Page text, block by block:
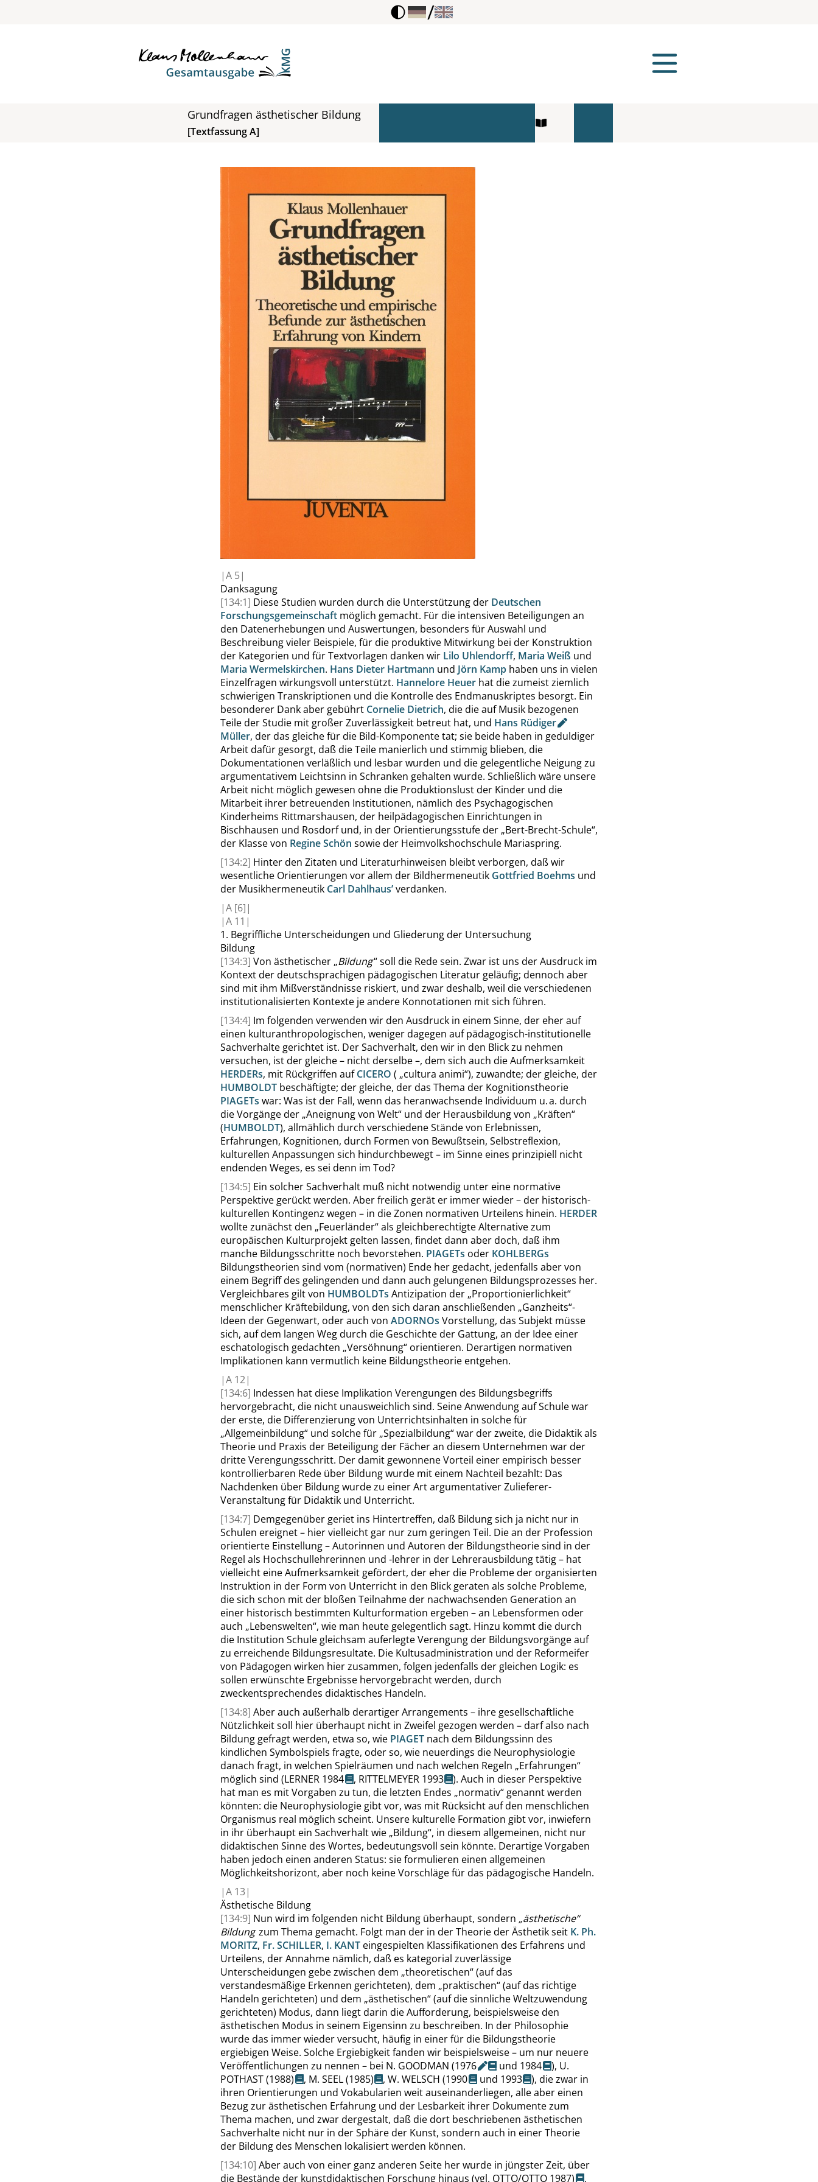
/
Grundfragen ästhetischer Bildung
[Textfassung A]
|A 5|
Danksagung
[134:1] Diese Studien wurden durch die Unterstützung der Deutschen
Forschungsgemeinschaft möglich gemacht. Für die intensiven Beteiligungen an
den Datenerhebungen und Auswertungen, besonders für Auswahl und
Beschreibung vieler Beispiele, für die produktive Mitwirkung bei der Konstruktion
der Kategorien und für Textvorlagen danken wir Lilo Uhlendorff, Maria Weiß und
Maria Wermelskirchen. Hans Dieter Hartmann und Jörn Kamp haben uns in vielen
Einzelfragen wirkungsvoll unterstützt. Hannelore Heuer hat die zumeist ziemlich
schwierigen Transkriptionen und die Kontrolle des Endmanuskriptes besorgt. Ein
besonderer Dank aber gebührt Cornelie Dietrich, die die auf Musik bezogenen
Teile der Studie mit großer Zuverlässigkeit betreut hat, und Hans Rüdiger
Müller, der das gleiche für die Bild-Komponente tat; sie beide haben in geduldiger
Arbeit dafür gesorgt, daß die Teile manierlich und stimmig blieben, die
Dokumentationen verläßlich und lesbar wurden und die gelegentliche Neigung zu
argumentativem Leichtsinn in Schranken gehalten wurde. Schließlich wäre unsere
Arbeit nicht möglich gewesen ohne die Produktionslust der Kinder und die
Mitarbeit ihrer betreuenden Institutionen, nämlich des Psychagogischen
Kinderheims Rittmarshausen, der heilpädagogischen Einrichtungen in
Bischhausen und Rosdorfund, in der Orientierungsstufe der „Bert-Brecht-Schule“,
der Klasse von Regine Schön sowie der Heimvolkshochschule Mariaspring.
[134:2] Hinter den Zitaten und Literaturhinweisen bleibt verborgen, daß wir
wesentliche Orientierungen vor allem der Bildhermeneutik Gottfried Boehms und
der Musikhermeneutik Carl Dahlhaus’verdanken.
|A [6]|
|A 11|
1. Begriffliche Unterscheidungen und Gliederung der Untersuchung
Bildung
[134:3] Von ästhetischer „Bildung“soll die Rede sein. Zwar ist uns der Ausdruck im
Kontext der deutschsprachigen pädagogischen Literatur geläufig; dennoch aber
sind mit ihm Mißverständnisse riskiert, und zwar deshalb, weil die verschiedenen
institutionalisierten Kontexte je andere Konnotationen mit sich führen.
[134:4] Im folgenden verwenden wir den Ausdruck in einem Sinne, der eher auf
einen kulturanthropologischen, weniger dagegen auf pädagogisch-institutionelle
Sachverhalte gerichtet ist. Der Sachverhalt, den wir in den Blick zu nehmen
versuchen, ist der gleiche – nicht derselbe –, dem sich auch die Aufmerksamkeit
HERDERs, mit Rückgriffen aufCICERO ( „cultura animi“), zuwandte; der gleiche, der
HUMBOLDT beschäftigte; der gleiche, der das Thema der Kognitionstheorie
PIAGETs war: Was ist der Fall, wenn das heranwachsende Individuum u. a. durch
die Vorgänge der „Aneignung von Welt“ und der Herausbildung von „Kräften“
(HUMBOLDT), allmählich durch verschiedene Stände von Erlebnissen,
Erfahrungen, Kognitionen, durch Formen von Bewußtsein, Selbstreflexion,
kulturellen Anpassungen sich hindurchbewegt – im Sinne eines prinzipiell nicht
endenden Weges, es sei denn im Tod?
[134:5] Ein solcher Sachverhalt muß nicht notwendig unter eine normative
Perspektive gerückt werden. Aber freilich gerät er immer wieder – der historisch-
kulturellen Kontingenz wegen – in die Zonen normativen Urteilens hinein. HERDER
wollte zunächst den „Feuerländer“als gleichberechtigte Alternative zum
europäischen Kulturprojekt gelten lassen, findet dann aber doch, daß ihm
manche Bildungsschritte noch bevorstehen. PIAGETs oder KOHLBERGs
Bildungstheorien sind vom (normativen) Ende her gedacht, jedenfalls aber von
einem Begriff des gelingenden und dann auch gelungenen Bildungsprozesses her.
Vergleichbares gilt von HUMBOLDTs Antizipation der „Proportionierlichkeit“
menschlicher Kräftebildung, von den sich daran anschließenden „Ganzheits“-
Ideen der Gegenwart, oder auch von ADORNOs Vorstellung, das Subjekt müsse
sich, auf dem langen Weg durch die Geschichte der Gattung, an der Idee einer
eschatologisch gedachten „Versöhnung“ orientieren. Derartigen normativen
Implikationen kann vermutlich keine Bildungstheorie entgehen.
|A 12|
[134:6] Indessen hat diese Implikation Verengungen des Bildungsbegriffs
hervorgebracht, die nicht unausweichlich sind. Seine Anwendung auf Schule war
der erste, die Differenzierung von Unterrichtsinhalten in solche für
„Allgemeinbildung“ und solche für „Spezialbildung“war der zweite, die Didaktik als
Theorie und Praxis der Beteiligung der Fächer an diesem Unternehmen war der
dritte Verengungsschritt. Der damit gewonnene Vorteil einer empirisch besser
kontrollierbaren Rede über Bildung wurde mit einem Nachteil bezahlt: Das
Nachdenken über Bildung wurde zu einer Art argumentativer Zulieferer-
Veranstaltung für Didaktik und Unterricht.
[134:7] Demgegenüber geriet ins Hintertreffen, daß Bildung sich ja nicht nur in
Schulen ereignet – hier vielleicht gar nur zum geringen Teil. Die an der Profession
orientierte Einstellung – Autorinnen und Autoren der Bildungstheorie sind in der
Regel als Hochschullehrerinnen und -lehrer in der Lehrerausbildung tätig – hat
vielleicht eine Aufmerksamkeit gefördert, der eher die Probleme der organisierten
Instruktion in der Form von Unterricht in den Blick geraten als solche Probleme,
die sich schon mit der bloßen Teilnahme der nachwachsenden Generation an
einer historisch bestimmten Kulturformation ergeben – an Lebensformen oder
auch „Lebenswelten“, wie man heute gelegentlich sagt. Hinzu kommt die durch
die Institution Schule gleichsam auferlegte Verengung der Bildungsvorgänge auf
zu erreichende Bildungsresultate. Die Kultusadministration und der Reformeifer
von Pädagogen wirken hier zusammen, folgen jedenfalls der gleichen Logik: es
sollen erwünschte Ergebnisse hervorgebracht werden, durch
zweckentsprechendes didaktisches Handeln.
[134:8] Aber auch außerhalb derartiger Arrangements – ihre gesellschaftliche
Nützlichkeit soll hier überhaupt nicht in Zweifel gezogen werden – darf also nach
Bildung gefragt werden, etwa so, wie PIAGET nach dem Bildungssinn des
kindlichen Symbolspiels fragte, oder so, wie neuerdings die Neurophysiologie
danach fragt, in welchen Spielräumen und nach welchen Regeln „Erfahrungen“
möglich sind (LERNER 1984 , RITTELMEYER1993
). Auch in dieser Perspektive
hat man es mit Vorgaben zu tun, die letzten Endes „normativ“ genannt werden
könnten: die Neurophysiologie gibt vor, was mit Rücksicht auf den menschlichen
Organismus real möglich scheint. Unsere kulturelle Formation gibt vor, inwiefern
in ihr überhaupt ein Sachverhalt wie „Bildung“, in diesem allgemeinen, nicht nur
didaktischen Sinne des Wortes, bedeutungsvoll sein könnte. Derartige Vorgaben
haben jedoch einen anderen Status: sie formulieren einen allgemeinen
Möglichkeitshorizont, aber noch keine Vorschläge für das pädagogische Handeln.
|A 13|
Ästhetische Bildung
[134:9] Nun wird im folgenden nicht Bildung überhaupt, sondern „ästhetische“
Bildungzum Thema gemacht. Folgt man der in der Theorie der Ästhetik seit K. Ph.
MORITZ, Fr.SCHILLER, I. KANT eingespielten Klassifikationen des Erfahrens und
Urteilens, der Annahme nämlich, daß es kategorial zuverlässige
Unterscheidungen gebe zwischen dem „theoretischen“(auf das
verstandesmäßige Erkennen gerichteten), dem „praktischen“(auf das richtige
Handeln gerichteten) und dem „ästhetischen“(auf die sinnliche Weltzuwendung
gerichteten) Modus, dann liegt darin die Aufforderung, beispielsweise den
ästhetischen Modus in seinem Eigensinn zu beschreiben. In der Philosophie
wurde das immer wieder versucht, häufig in einer für die Bildungstheorie
ergiebigen Weise. Solche Ergiebigkeit fanden wir beispielsweise – um nur neuere
Veröffentlichungen zu nennen – bei N. GOODMAN (1976 und 1984 ), U.
POTHAST(1988) , M. SEEL(1985) ,W.WELSCH (1990 und 1993
), die zwar in
ihren Orientierungen und Vokabularien weit auseinanderliegen, alle aber einen
Bezug zur ästhetischen Erfahrung und der Lesbarkeit ihrer Dokumente zum
Thema machen, und zwar dergestalt, daß die dort beschriebenen ästhetischen
Sachverhalte nicht nur in der Sphäre der Kunst, sondern auch in einer Theorie
der Bildung des Menschen lokalisiert werden können.
[134:10] Aber auch von einer ganz anderen Seite her wurde in jüngster Zeit, über
die Bestände der kunstdidaktischen Forschung hinaus (vgl. OTTO/OTTO 1987) ,